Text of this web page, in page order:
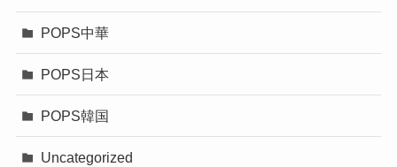
POPS中華
POPS日本
POPS韓国
Uncategorized